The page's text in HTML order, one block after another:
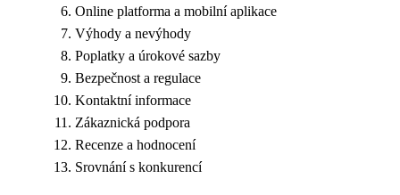
Online platforma a mobilní aplikace
Výhody a nevýhody
Poplatky a úrokové sazby
Bezpečnost a regulace
Kontaktní informace
Zákaznická podpora
Recenze a hodnocení
Srovnání s konkurencí